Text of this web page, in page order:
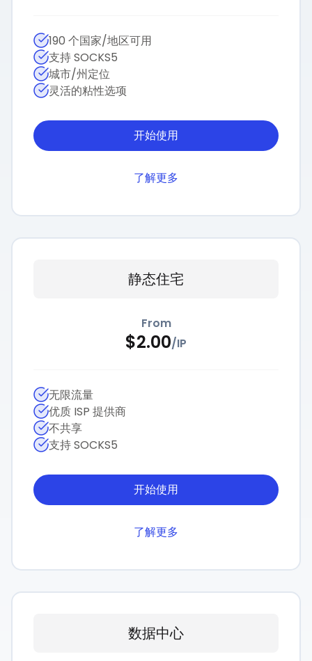
190 个国家/地区可用
支持 SOCKS5
城市/州定位
灵活的粘性选项
开始使用
了解更多
静态住宅
From
$2.00/IP
无限流量
优质 ISP 提供商
不共享
支持 SOCKS5
开始使用
了解更多
数据中心